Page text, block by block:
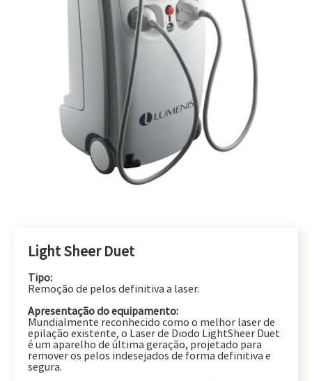
Light Sheer Duet
Tipo:
Remoção de pelos definitiva a laser.
Apresentação do equipamento:
Mundialmente reconhecido como o melhor laser de
epilação existente, o Laser de Diodo LightSheer Duet
é um aparelho de última geração, projetado para
remover os pelos indesejados de forma definitiva e
segura.